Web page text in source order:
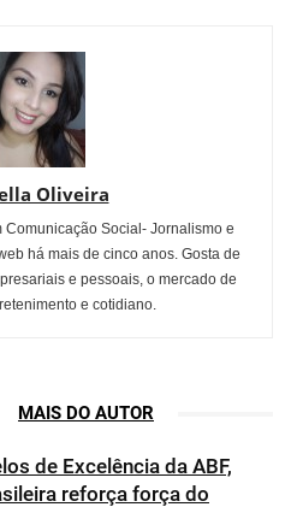
Oliveira
Comunicação Social- Jornalismo e
há mais de cinco anos. Gosta de
e pessoais, o mercado de
e cotidiano.
MAIS DO AUTOR
de Excelência da ABF,
reforça força do